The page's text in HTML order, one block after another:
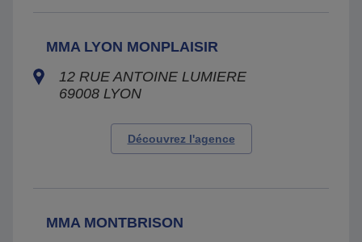
MMA LYON MONPLAISIR
12 RUE ANTOINE LUMIERE
69008 LYON
Découvrez l'agence
MMA MONTBRISON